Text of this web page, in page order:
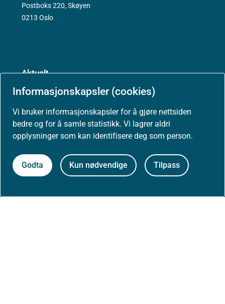
Informasjonskapsler (cookies)
Vi bruker informasjonskapsler for å gjøre nettsiden
bedre og for å samle statistikk. Vi lagrer aldri
opplysninger som kan identifisere deg som person.
Godta Kun nødvendige Tilpass
Postboks 220, Skøyen
0213 Oslo
Aktuelt
Nyheter
Arrangementer
Høringer